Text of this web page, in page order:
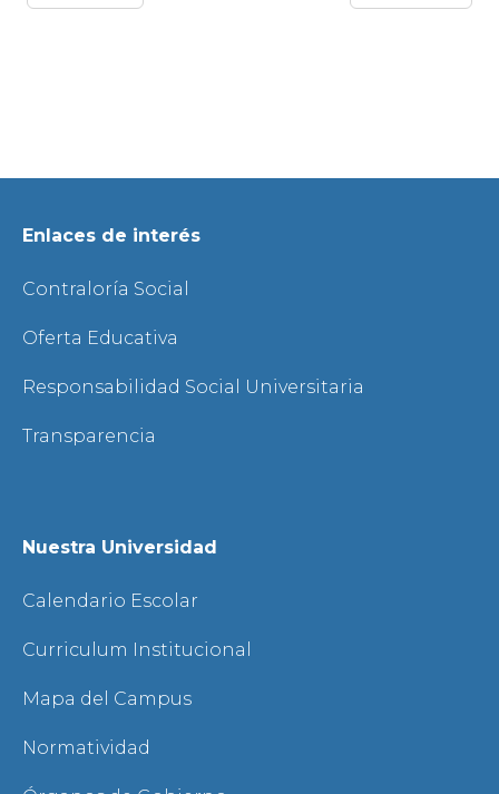
Enlaces de interés
Contraloría Social
Oferta Educativa
Responsabilidad Social Universitaria
Transparencia
Nuestra Universidad
Calendario Escolar
Curriculum Institucional
Mapa del Campus
Normatividad